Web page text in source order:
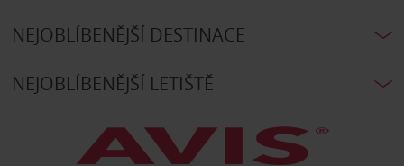
NEJOBLÍBENĚJŠÍ DESTINACE
NEJOBLÍBENĚJŠÍ LETIŠTĚ